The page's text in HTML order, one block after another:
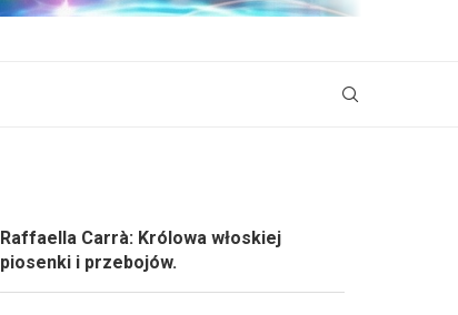
Raffaella Carrà: Królowa włoskiej
piosenki i przebojów.